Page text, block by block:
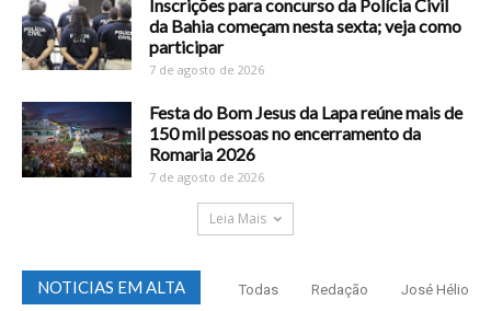
Inscrições para concurso da Polícia Civil
da Bahia começam nesta sexta; veja como
participar
7 de agosto de 2026
Festa do Bom Jesus da Lapa reúne mais de
150 mil pessoas no encerramento da
Romaria 2026
7 de agosto de 2026
Leia Mais
NOTICIAS EM ALTA Todas Redação José Hélio